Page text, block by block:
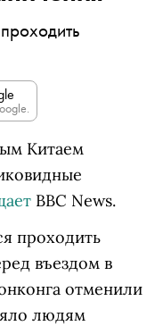
Китаем
BBC News.
проходить
въездом в
отменили
людям